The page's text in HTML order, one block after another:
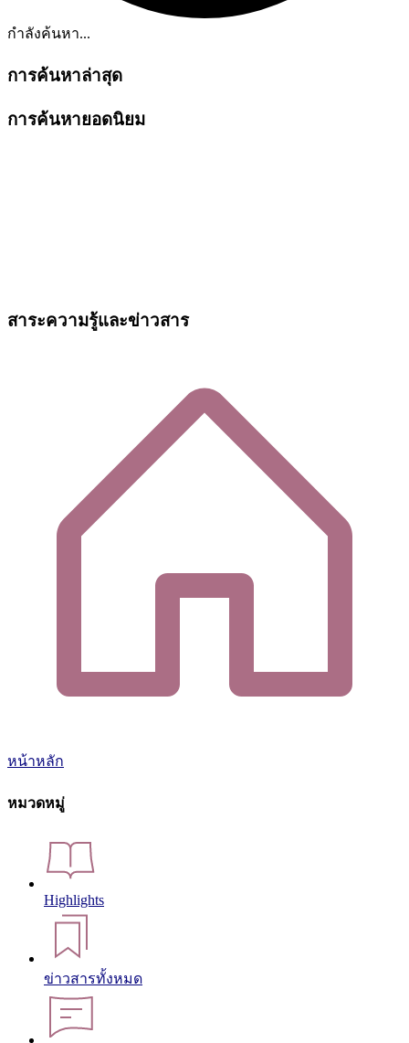
กำลังค้นหา...
การค้นหาล่าสุด
การค้นหายอดนิยม
สาระความรู้และข่าวสาร
หน้าหลัก
หมวดหมู่
Highlights
ข่าวสารทั้งหมด